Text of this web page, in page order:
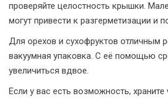
проверяйте целостность крышки.
могут привести к разгерметизации и
Для орехов и сухофруктов отличным
вакуумная упаковка. С её помощью
увеличиться вдвое.
Если у вас есть возможность, храните